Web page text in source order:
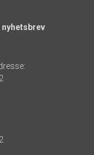
nyhetsbrev